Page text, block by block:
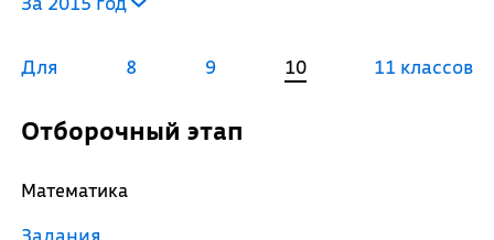
Для 8 9 10 11 классов
Отборочный этап
Математика